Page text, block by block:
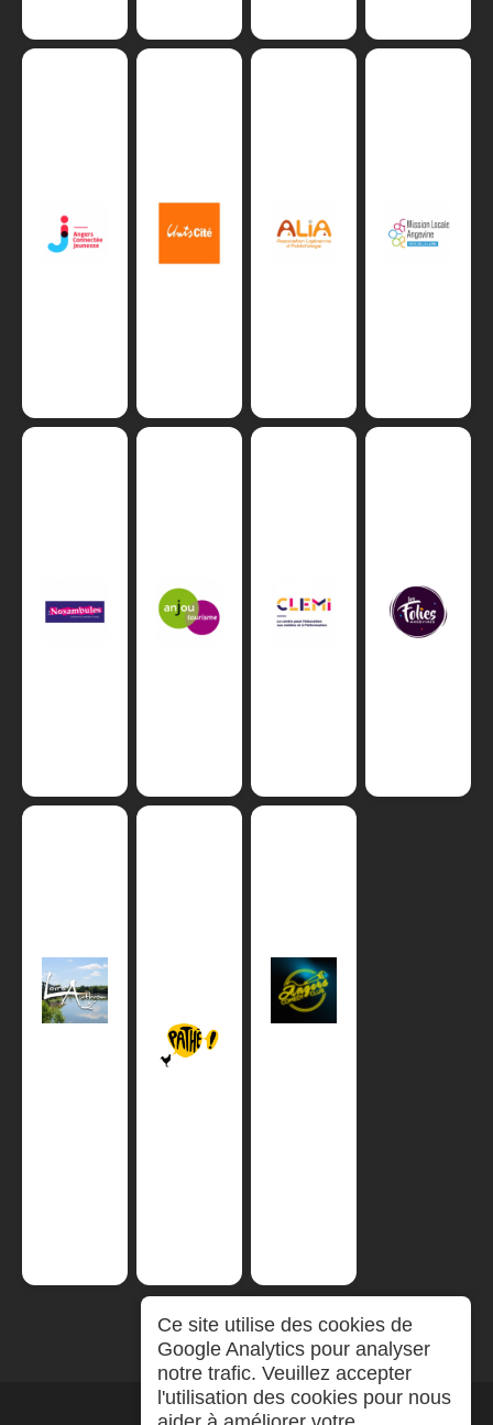
Ce site utilise des cookies de
Google Analytics pour analyser
notre trafic. Veuillez accepter
l'utilisation des cookies pour nous